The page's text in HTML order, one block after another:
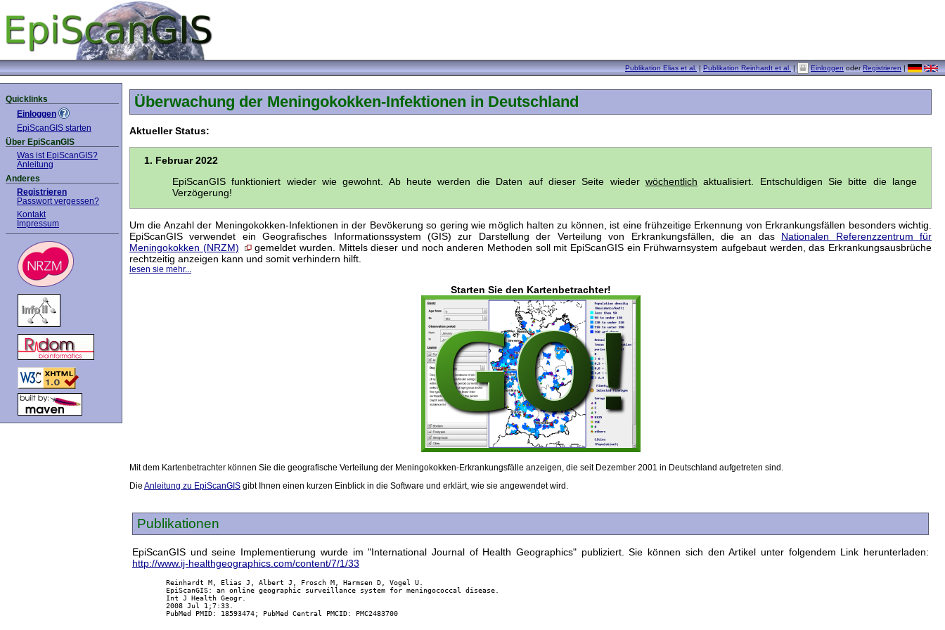
Publikation Elias et al. |Publikation Reinhardt et al. | EinloggenoderRegistrieren |
Quicklinks
Einloggen
EpiScanGIS starten
Über EpiScanGIS
Was ist EpiScanGIS?
Anleitung
Anderes
Registrieren
Passwort vergessen?
Kontakt
Impressum
Überwachung der Meningokokken-Infektionen in Deutschland
Aktueller Status:
1. Februar 2022
EpiScanGIS funktioniert wieder wie gewohnt. Ab heute werden die Daten auf dieser Seite wieder wöchentlich aktualisiert. Entschuldigen Sie bitte die lange
Verzögerung!
Um die Anzahl der Meningokokken-Infektionen in der Bevökerung so gering wie möglich halten zu können, ist eine frühzeitige Erkennung von Erkrankungsfällen besonders wichtig.
EpiScanGIS verwendet ein Geografisches Informationssystem (GIS) zur Darstellung der Verteilung von Erkrankungsfällen, die an das Nationalen Referenzzentrum für
Meningokokken (NRZM)
gemeldet wurden. Mittels dieser und noch anderen Methoden soll mit EpiScanGIS ein Frühwarnsystem aufgebaut werden, das Erkrankungsausbrüche
rechtzeitig anzeigen kann und somit verhindern hilft.
lesen sie mehr...
Starten Sie den Kartenbetrachter!
Mit dem Kartenbetrachter können Sie die geografische Verteilung der Meningokokken-Erkrankungsfälle anzeigen, die seit Dezember 2001 in Deutschland aufgetreten sind.
Die Anleitung zu EpiScanGIS gibt Ihnen einen kurzen Einblick in die Software und erklärt, wie sie angewendet wird.
Publikationen
EpiScanGIS und seine Implementierung wurde im "International Journal of Health Geographics" publiziert. Sie können sich den Artikel unter folgendem Link herunterladen:
http://www.ij-healthgeographics.com/content/7/1/33
        Reinhardt M, Elias J, Albert J, Frosch M, Harmsen D, Vogel U.
        EpiScanGIS: an online geographic surveillance system for meningococcal disease.
        Int J Health Geogr.
        2008 Jul 1;7:33.
        PubMed PMID: 18593474; PubMed Central PMCID: PMC2483700